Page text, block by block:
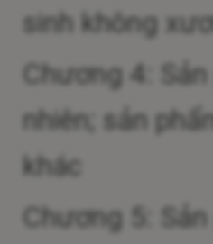
sinh không
Chương 4:
nhiên; sản
khác
Chương 5: